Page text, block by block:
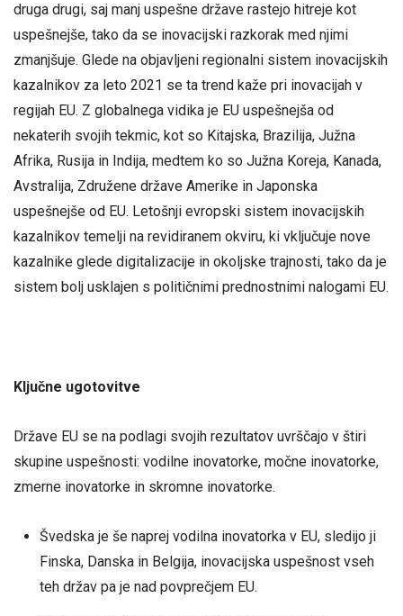
druga drugi, saj manj uspešne države rastejo hitreje kot
uspešnejše, tako da se inovacijski razkorak med njimi
zmanjšuje. Glede na objavljeni regionalni sistem inovacijskih
kazalnikov za leto 2021 se ta trend kaže pri inovacijah v
regijah EU. Z globalnega vidika je EU uspešnejša od
nekaterih svojih tekmic, kot so Kitajska, Brazilija, Južna
Afrika, Rusija in Indija, medtem ko so Južna Koreja, Kanada,
Avstralija, Združene države Amerike in Japonska
uspešnejše od EU. Letošnji evropski sistem inovacijskih
kazalnikov temelji na revidiranem okviru, ki vključuje nove
kazalnike glede digitalizacije in okoljske trajnosti, tako da je
sistem bolj usklajen s političnimi prednostnimi nalogami EU.
Ključne ugotovitve
Države EU se na podlagi svojih rezultatov uvrščajo v štiri
skupine uspešnosti: vodilne inovatorke, močne inovatorke,
zmerne inovatorke in skromne inovatorke.
Švedska je še naprej vodilna inovatorka v EU, sledijo ji
Finska, Danska in Belgija, inovacijska uspešnost vseh
teh držav pa je nad povprečjem EU.